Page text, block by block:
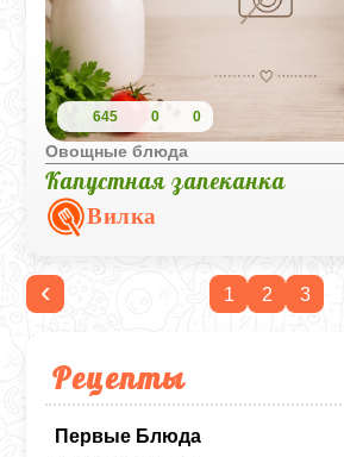
Рецепты
Первые Блюда
645 0 0
Овощные блюда
Капустная запеканка
Вилка
‹ 1 2 3